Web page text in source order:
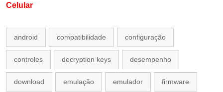
Celular
android compatibilidade configuração
controles decryption keys desempenho
download emulação emulador firmware